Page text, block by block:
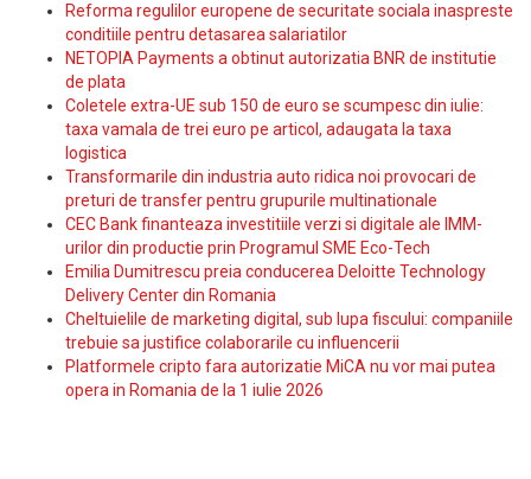
Reforma regulilor europene de securitate sociala inaspreste
conditiile pentru detasarea salariatilor
NETOPIA Payments a obtinut autorizatia BNR de institutie
de plata
Coletele extra-UE sub 150 de euro se scumpesc din iulie:
taxa vamala de trei euro pe articol, adaugata la taxa
logistica
Transformarile din industria auto ridica noi provocari de
preturi de transfer pentru grupurile multinationale
CEC Bank finanteaza investitiile verzi si digitale ale IMM-
urilor din productie prin Programul SME Eco-Tech
Emilia Dumitrescu preia conducerea Deloitte Technology
Delivery Center din Romania
Cheltuielile de marketing digital, sub lupa fiscului: companiile
trebuie sa justifice colaborarile cu influencerii
Platformele cripto fara autorizatie MiCA nu vor mai putea
opera in Romania de la 1 iulie 2026